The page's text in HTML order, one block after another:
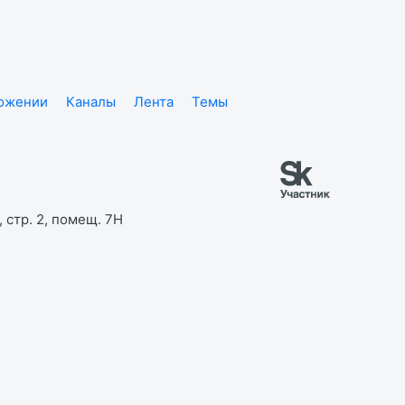
Каналы Лента
Темы
стр. 2, помещ. 7Н